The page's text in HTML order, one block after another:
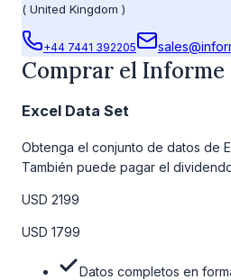
( United Kingdom )
+44 7441 392205
Comprar el Informe
Excel Data Set
Obtenga el conjunto de datos de
También puede pagar el
la tabla de precios a continuación.
USD 2199
USD 1799
Datos completos en